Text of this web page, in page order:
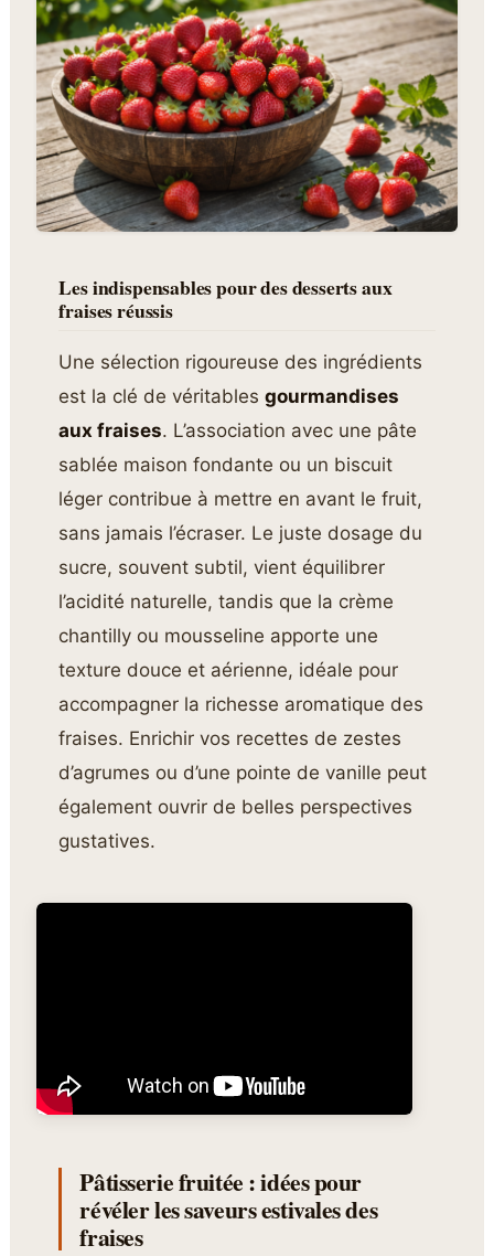
Les indispensables pour desdesserts aux
fraisesréussis
Une sélection rigoureuse des ingrédients
est la clé de véritablesgourmandises
aux fraises. L’association avec une pâte
sablée maison fondante ou un biscuit
léger contribue à mettre en avant le fruit,
sans jamais l’écraser. Le juste dosage du
sucre, souvent subtil, vient équilibrer
l’acidité naturelle, tandis que la crème
chantilly ou mousseline apporte une
texture douce et aérienne, idéale pour
accompagner la richesse aromatique des
fraises. Enrichir vos recettes de zestes
d’agrumes ou d’une pointe de vanille peut
également ouvrir de belles perspectives
gustatives.
Pâtisserie fruitée : idées pour
révéler les saveurs estivales des
fraises